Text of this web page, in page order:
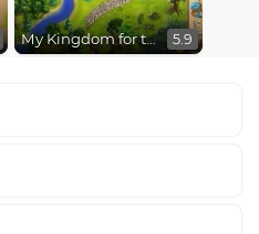
My Kingdom for the Princess 5.9